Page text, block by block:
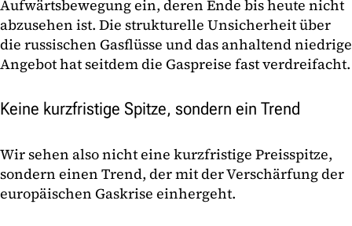
Aufwärtsbewegung ein, deren Ende bis heute nicht
abzusehen ist. Die strukturelle Unsicherheit über
die russischen Gasflüsse und das anhaltend niedrige
Angebot hat seitdem die Gaspreise fast verdreifacht.
Keine kurzfristige Spitze, sondern ein Trend
Wir sehen also nicht eine kurzfristige Preisspitze,
sondern einen Trend, der mit der Verschärfung der
europäischen Gaskrise einhergeht.